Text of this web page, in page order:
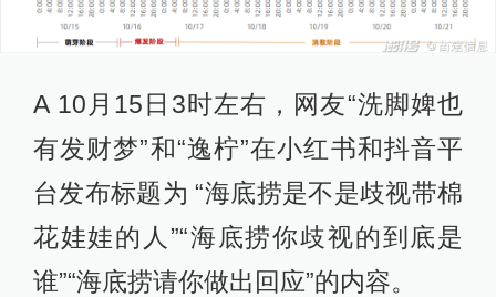
A 10月15日3时左右，网友“洗脚婢也
有发财梦”和“逸柠”在小红书和抖音平
台发布标题为 “海底捞是不是歧视带棉
花娃娃的人”“海底捞你歧视的到底是
谁”“海底捞请你做出回应”的内容。